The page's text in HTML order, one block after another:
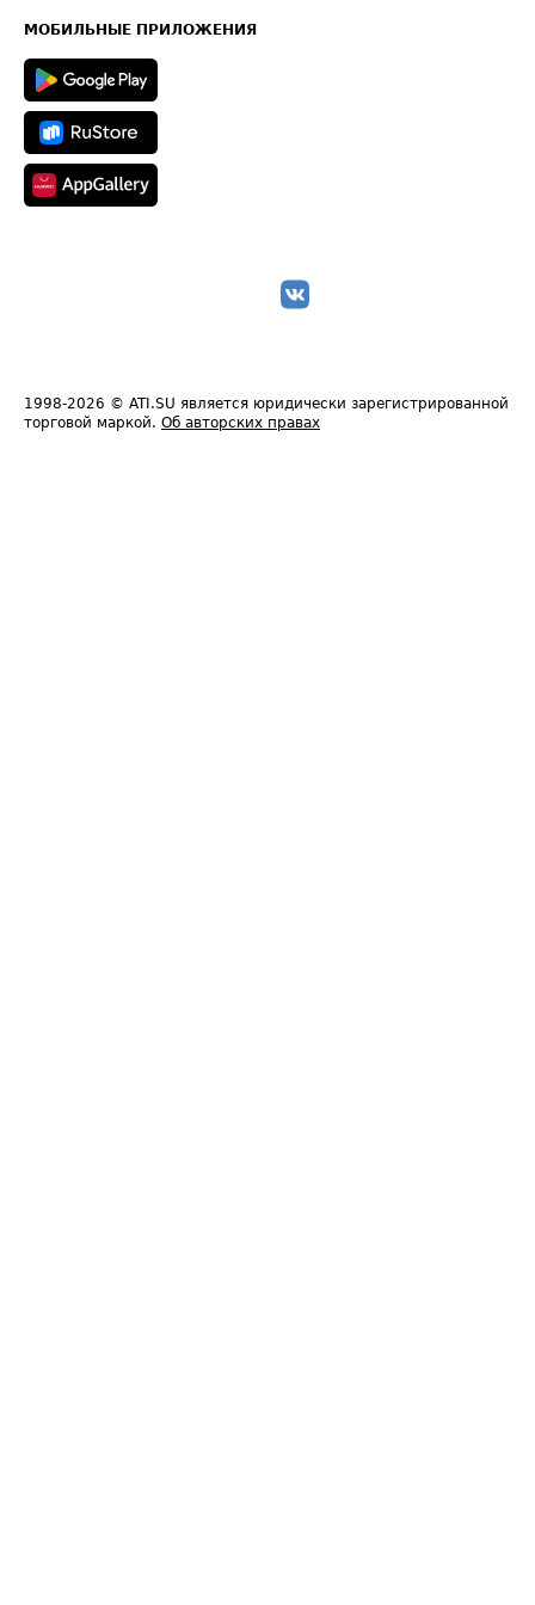
Техническая информация
МОБИЛЬНЫЕ ПРИЛОЖЕНИЯ
1998-2026 © ATI.SU является юридически зарегистрированной
торговой маркой. Об авторских правах